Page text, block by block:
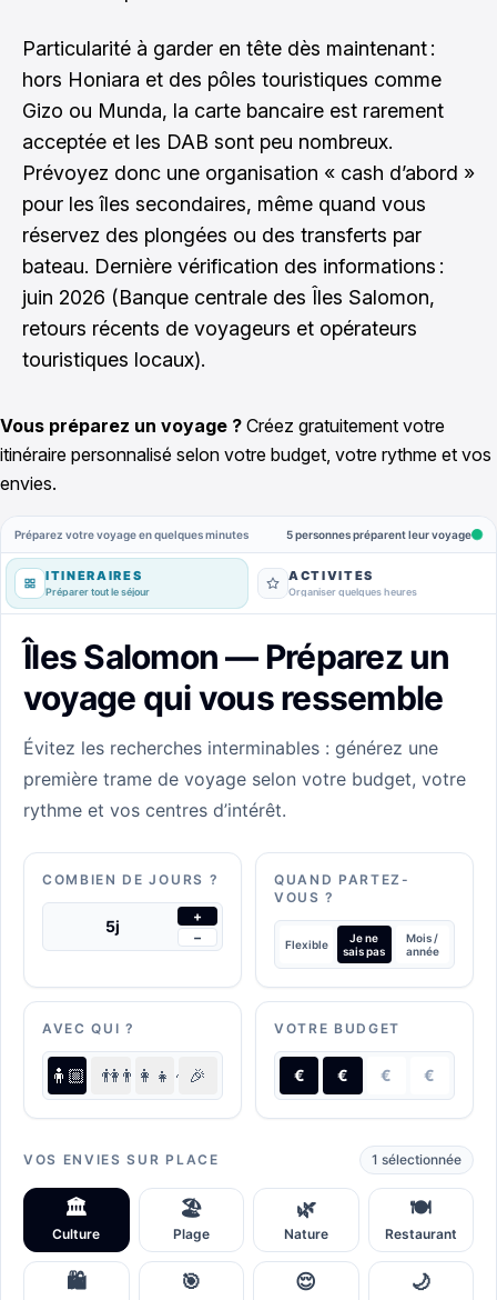
Particularité à garder en tête dès maintenant :
hors Honiara et des pôles touristiques comme
Gizo ou Munda, la carte bancaire est rarement
acceptée et les DAB sont peu nombreux.
Prévoyez donc une organisation « cash d’abord »
pour les îles secondaires, même quand vous
réservez des plongées ou des transferts par
bateau. Dernière vérification des informations :
juin 2026 (Banque centrale des Îles Salomon,
retours récents de voyageurs et opérateurs
touristiques locaux).
Vous préparez un voyage ? Créez gratuitement votre
itinéraire personnalisé selon votre budget, votre rythme et vos
envies.